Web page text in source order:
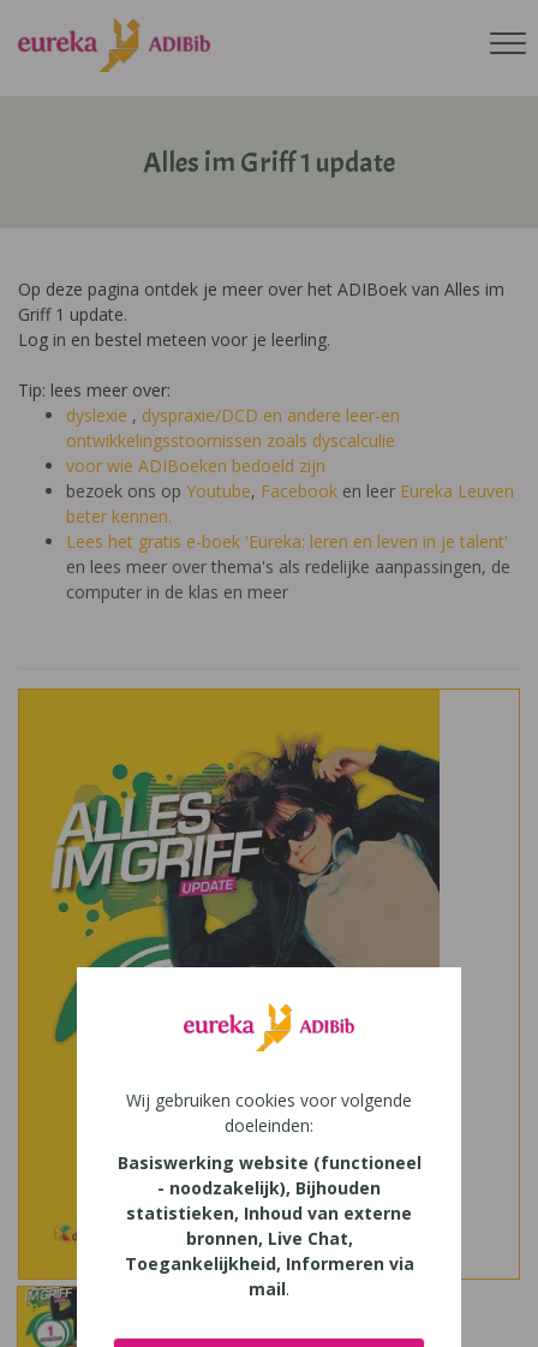
Alles im Griff 1 update
Op deze pagina ontdek je meer over het ADIBoek van Alles im
Griff 1 update.
Log in en bestel meteen voor je leerling.
Tip: lees meer over:
dyslexie , dyspraxie/DCD en andere leer-en
ontwikkelingsstoornissen zoals dyscalculie
voor wie ADIBoeken bedoeld zijn
bezoek ons op Youtube, Facebook en leer Eureka Leuven
beter kennen.
Lees het gratis e-boek 'Eureka: leren en leven in je talent'
en lees meer over thema's als redelijke aanpassingen, de
computer in de klas en meer
Wij gebruiken cookies voor volgende
doeleinden:
Basiswerking website (functioneel
- noodzakelijk), Bijhouden
statistieken, Inhoud van externe
bronnen, Live Chat,
Toegankelijkheid, Informeren via
mail.